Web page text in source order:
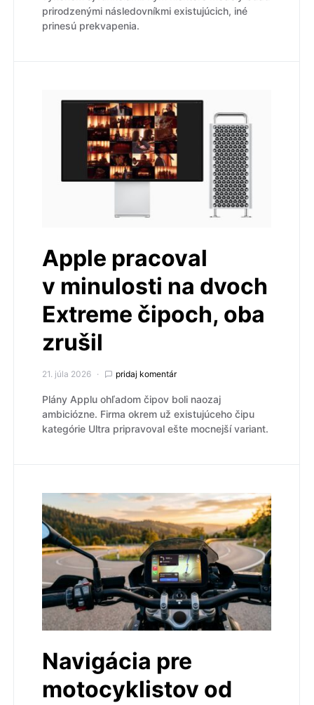
prirodzenými následovníkmi existujúcich, iné
prinesú prekvapenia.
Apple pracoval
v minulosti na dvoch
Extreme čipoch, oba
zrušil
21. júla 2026 pridaj komentár
Plány Applu ohľadom čipov boli naozaj
ambiciózne. Firma okrem už existujúceho čipu
kategórie Ultra pripravoval ešte mocnejší variant.
Navigácia pre
motocyklistov od